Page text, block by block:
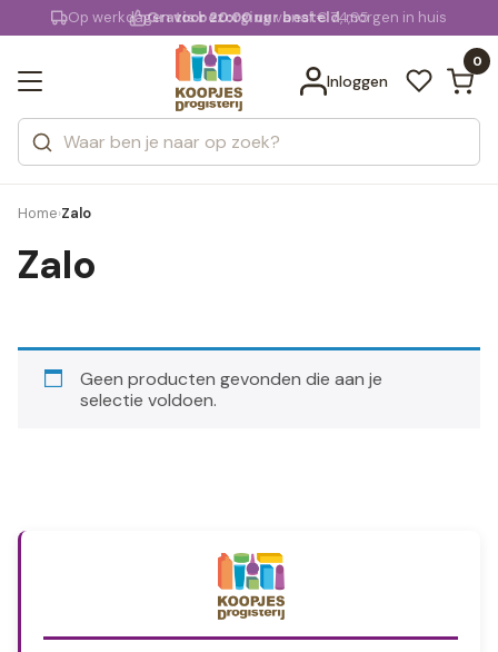
KD.
extra
Op werkdagenvoor 20:00 uur besteld, morgen in huis
Gratis bezorgingvanaf € 74,95
Inloggen
0
Zoeken
Categorieën
Merken
Bekijk alle resultaten
Home›Zalo
Zalo
Geen producten gevonden die aan je
selectie voldoen.